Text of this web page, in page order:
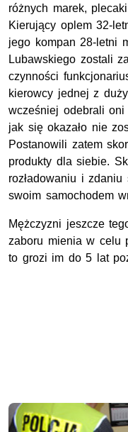
różnych marek,
Kierujący oplem 32-
jego kompan 28-letni
Lubawskiego zostali
czynności
kierowcy jednej z
wcześniej odebrali
jak się okazało nie
Postanowili zatem
produkty dla siebie.
rozładowaniu i
swoim samochodem
Mężczyzni jeszcze
zaboru mienia w celu
to grozi im do 5 lat